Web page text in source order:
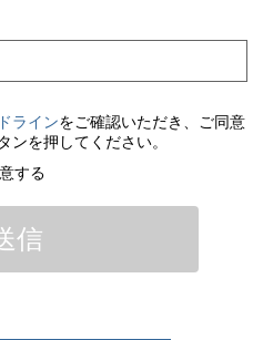
ラインをご確認いただき、ご同意
ンを押してください。
する
信